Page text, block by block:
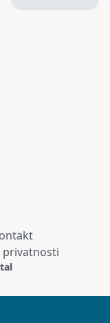
privatnosti